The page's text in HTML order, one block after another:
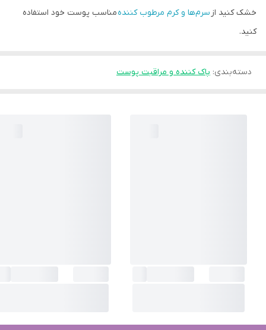
خشک کنید از سرم‌ها و کرم مرطوب کنندهمناسب پوست خود استفاده
کنید.
دسته‌بندی: پاک کننده و مراقبت پوست